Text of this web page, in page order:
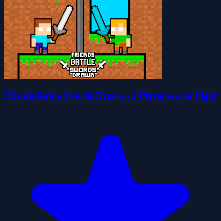
Friends Battle Swords Drawn - 2 Player Arena Fight